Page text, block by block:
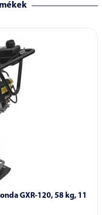
GXR-120, 58 kg, 11